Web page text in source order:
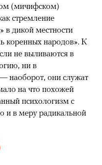
(мичифском)
стремление
в дикой местности
коренных народов». К
не выливаются в
ни в
наоборот, они служат
на что похожей
психологизм с
и в меру радикальной